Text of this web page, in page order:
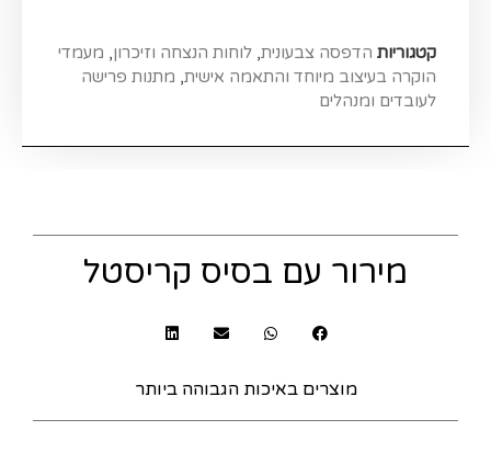
קטגוריות הדפסה צבעונית, לוחות הנצחה וזיכרון, מעמדי
הוקרה בעיצוב מיוחד והתאמה אישית, מתנות פרישה
לעובדים ומנהלים
מירור עם בסיס קריסטל
מוצרים באיכות הגבוהה ביותר